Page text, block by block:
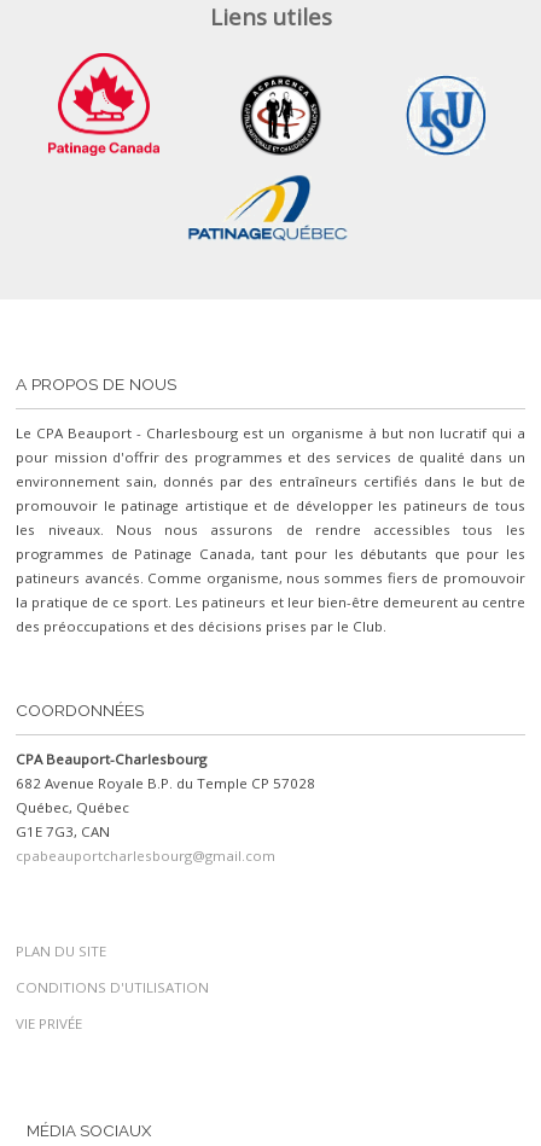
Liens utiles
A PROPOS DE NOUS
Le CPA Beauport - Charlesbourg est un organisme à but non lucratif qui a
pour mission d'offrir des programmes et des services de qualité dans un
environnement sain, donnés par des entraîneurs certifiés dans le but de
promouvoir le patinage artistique et de développer les patineurs de tous
les niveaux. Nous nous assurons de rendre accessibles tous les
programmes de Patinage Canada, tant pour les débutants que pour les
patineurs avancés. Comme organisme, nous sommes fiers de promouvoir
la pratique de ce sport. Les patineurs et leur bien-être demeurent au centre
des préoccupations et des décisions prises par le Club.
COORDONNÉES
CPA Beauport-Charlesbourg
682 Avenue Royale B.P. du Temple CP 57028
Québec, Québec
G1E 7G3, CAN
cpabeauportcharlesbourg@gmail.com
PLAN DU SITE
CONDITIONS D'UTILISATION
VIE PRIVÉE
MÉDIA SOCIAUX